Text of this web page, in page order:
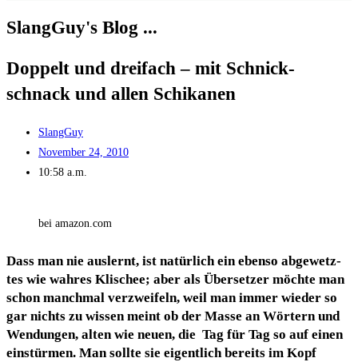
SlangGuy's Blog ...
Dop­pelt und drei­fach – mit Schnick­
schnack und allen Schikanen
SlangGuy
November 24, 2010
10:58 a.m.
bei amazon.com
Dass man nie aus­lernt, ist natür­lich ein eben­so abge­wetz­
tes wie wah­res Kli­schee; aber als Über­set­zer möch­te man
schon manch­mal ver­zwei­feln, weil man immer wie­der so
gar nichts zu wis­sen meint ob der Mas­se an Wör­tern und
Wen­dun­gen, alten wie neu­en, die Tag für Tag so auf einen
ein­stür­men. Man soll­te sie eigent­lich bereits im Kopf